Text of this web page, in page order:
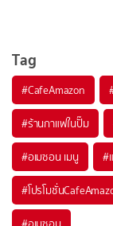
Tag
#CafeAmazon
#ร้านกาแฟในปั๊ม
#อเมซอน เมนู #
#โปรโมชั่น